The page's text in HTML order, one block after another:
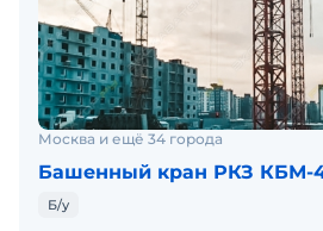
Москва и ещё 34 города
Башенный кран РКЗ КБМ-
Б/у